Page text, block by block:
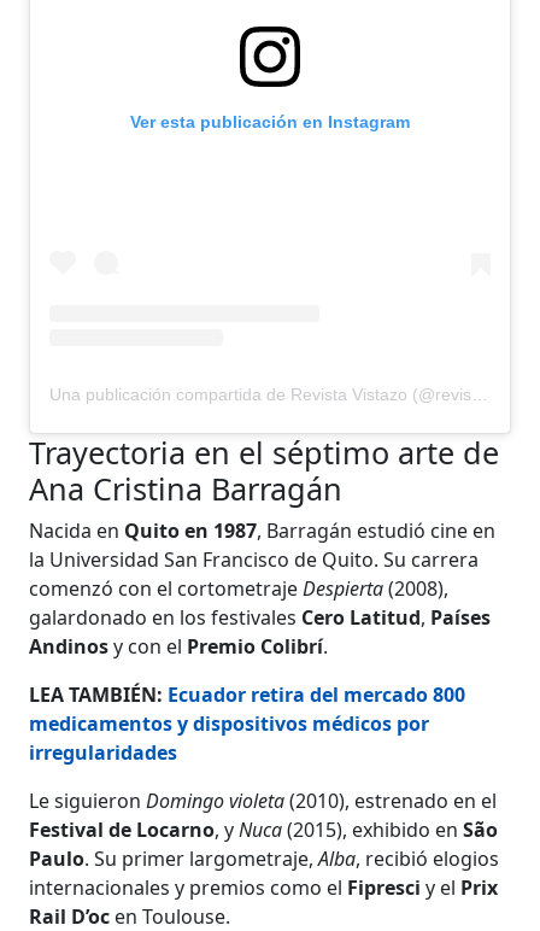
Ver esta publicación en Instagram
Trayectoria en el séptimo arte de
Ana Cristina Barragán
Nacida en Quito en 1987, Barragán estudió cine en
la Universidad San Francisco de Quito. Su carrera
comenzó con el cortometrajeDespierta(2008),
galardonado en los festivales Cero Latitud, Países
Andinosy con el Premio Colibrí.
LEA TAMBIÉN: Ecuador retira del mercado 800
medicamentos y dispositivos médicos por
irregularidades
Le siguieronDomingo violeta(2010), estrenado en el
Festival de Locarno, yNuca(2015), exhibido enSão
Paulo. Su primer largometraje,Alba, recibió elogios
internacionales y premios como el Fipresci y el Prix
Rail D’oc en Toulouse.